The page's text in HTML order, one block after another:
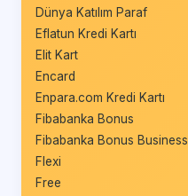
Dünya Katılım Paraf
Eflatun Kredi Kartı
Elit Kart
Encard
Enpara.com Kredi Kartı
Fibabanka Bonus
Fibabanka Bonus Business
Flexi
Free